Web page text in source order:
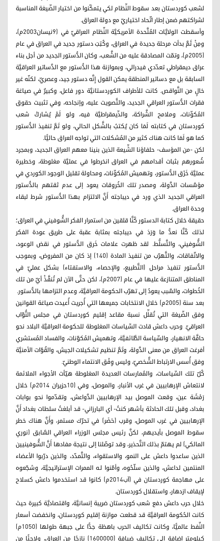
لشعب كوردستان بعد سقوط النِّظام لكي يتمكّنوا من اختيار الصِّيغة المناسبة
لشراكتهم ضمن إطار اتّحاد اختياريّ مع دولة العراق.
وأسقطت الولايَّات المُتَّحدة الأمريكيَّة النِّظام العراقيّ في (9نيسان2003م)،
ومِنْ ثَمَّ بدأت مرحلة جديدة في العراق، وكُتِبَ دستور جديد في العراق في عام
(2005م)، وتمّت المصادقة عليه من الشَّعب، وكان الدُّستور الجديد من أجل بناء
عراق ديمقراطي تعدّدي فيدرالي، وبموازنة هذا الدُّستور مع الدَّساتير العراقيَّة
السابقة بل مع دساتير المنطقة يمكن القول إِنَّه دستور جيد، وعصريّ، لكنّه غير
خالٍ من النَّواقص. كانت للأطراف الكوردستانيَّة دور فاعل، وكبيرٌ في صياغة
فقرات الدُّستور العراقي الجديد، والتَّصويت عليه، وإنجاحه، وفي تثبيت حقوق
المُكوِّنات، وملامح الشَّراكة، والدِّيمقراطيَّة فيه، ولو لَمْ يُشاركْ شعب
كوردستان في كتابته لَمَا كان يُكتبُ بالشَّكل الحالي، ولو تَمَّ تنفيذ الدُّستور
كما هو لَمَا كانت هناك كثير من المُشكلات التي تواجه العراق حاليًّا.
لكن -من المؤسف- حلفاؤنا الشِّيعة الذين بنينا معهم العراق الجديد، وبمجرد
شُعورهم بثبات أقدامهم في العراق انخرطوا في عمليَّة مغلوطة، وخطيرة
عمليَّة خَرْق الدُّستور، وتهميش المُكوِّنات، ومحاولة تقليل الوجود الكوردي في
مؤسَّسات الدَّولة، ومصدر تلك الخُروقات يعود إلى عدم ثقتهم بالدُّستور
العراقي الجديد الذي ورد في ديباجته أَنَّ الالتزام بهذا الدُّستور شرط لبقاء
وحدة العراق.
حقيقة خلال كتابة الدستور كُنَّا قلقين من استمرار الفكر الشُّوفيني في العراق؛
لذلك كُنَّا نعدُّ ما وَرَدَ في ديباجته بمثابة عقبة على طريق عودة الفكر
الشُّوفيني، والتَّسلُّط. لقد ظهرت علامات خَرق الدُّستور في نقض الوعود،
والاتّفاقات، والتَّهرّب من تنفيذ المادة (140) إذ كان من المفروض، وبموجب
الدُّستور تنفيذ مراحل (التَّطبيع، والإحصاء، والاستفتاء) بشكل عمليّ في
المناطق المتنازعة عليها في عام (2007م)، لكن حتَّى الآن لم تُنفَّذْ أيّ من تلك
الخُطوات، والسَّبب يعودُ إلى تهرّب الحكومة العراقيَّة، وعدم التزامها بالدُّستور.
بعد سنة (2005م) خلال الانتخابات جميعها التي أُجريت أُعيدت صياغة القوانين
وفق الصِّيغة التي تُقلِّل نسبة مقاعد إقليم كوردستان في مجلس النُّوّاب
العراقيّ. وحرب داعش قادت السِّياسات المغلوطة للحكومة العراقيَّة البلاد نحو
حافَّة الانهيار، والسِّياسة الطَّائفيَّة، وتهميش المُكوّنات، والفساد المُستشري
أفرغت العراق من معنى الدَّولة، وتَمَّ تنظيم تشكيلات الجيش، والقُوّات الأمنيَّة
وفق أُسس الارتباط الشَّخصيّ، وليس وِفْق الانتماء الوطنيّ.
كُلّ تلك السِّياسات، والمُمارسات العديدة المغلوطة هيّأت الأجواء الملائمة
لانتعاش الإرهابيين في غرب الأنبار، والموصل، وفي (10حزيران 2014م) خلال
رَمْشَة عين، وقعت الموصل بيد الإرهابيين الدَّواعش، وتقدّموا نحو بوابات
بغداد، وقبل تلك الحادثة بأشهر كنتُ- أي البارزاني- قد أبلغتُ سلطات بغداد أَنَّ
الإرهابيين في غرب الموصل، وقرب (حَضَر) في تحرّك مستمر، وأَنَّ هناك خطر
سقوط الموصل بأيديهم، لكنَّ رئيس مجلس الوزراء العراقي السَّابق (نوري
المالكي) لم يهتمّ بذلك التَّحذير، وقد توصّلنا إلى نتيجة مفادها أَنَّ الشُّوفينيين
الذين ساعدوا داعش على النمو، والاستقواء، والتَّمدّد، والذين درّبوا الأعضاء
المنتمين لداعش، والذين سلّحُوه، وأمّنوا لـه الممرات الإستراتيجيَّة، وشجّعوه
على مهاجمة كوردستان في (آب2014م) كانوا قد استخدموا داعش كسلاح
لإيقاف ازدهار، واستقلال كوردستان.
خلال حرب داعش دفع شعب كوردستان ضريبة إنسانيَّة، واقتصاديَّة كبيرة حيث
كانت الحُكومة العراقيَّة قد قطعت موازنة إقليم كوردستان، وانخفضت أسعار
النِّفط عالميًّا، وكانت تكاليف الحرب باهظة جدًّا على جبهة طولها (1050م)